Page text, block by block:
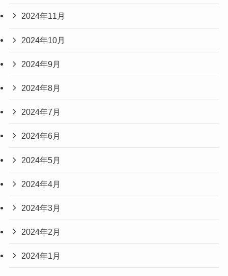
2024年11月
2024年10月
2024年9月
2024年8月
2024年7月
2024年6月
2024年5月
2024年4月
2024年3月
2024年2月
2024年1月